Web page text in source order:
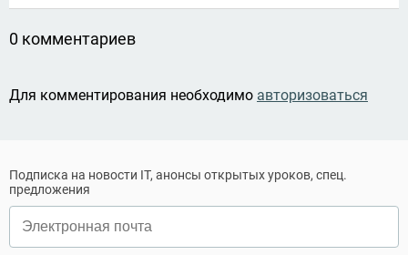
0 комментариев
Для комментирования необходимо авторизоваться
Подписка на новости IT, анонсы открытых уроков, спец.
предложения